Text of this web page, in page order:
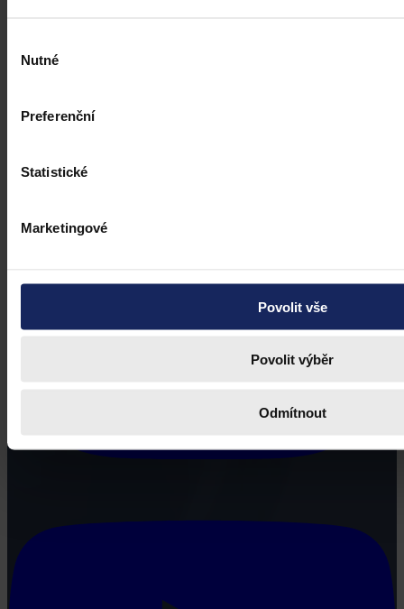
souhlasu
Nutné
Preferenční
Statistické
Marketingové
Povolit vše
Povolit výběr
Odmítnout